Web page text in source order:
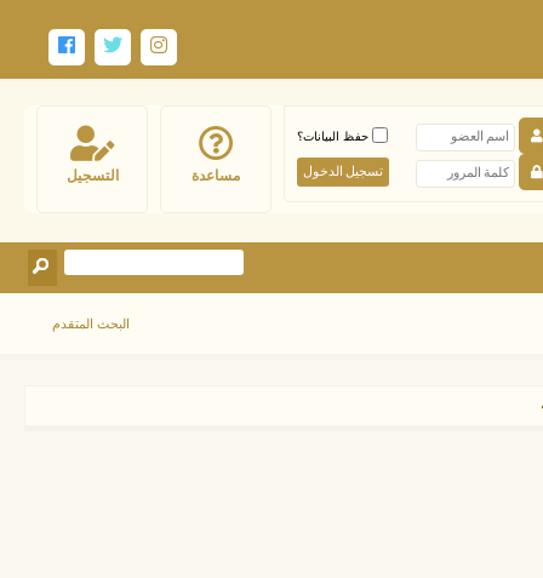
التسجيل مساعدة
حفظ البيانات؟
البحث المتقدم